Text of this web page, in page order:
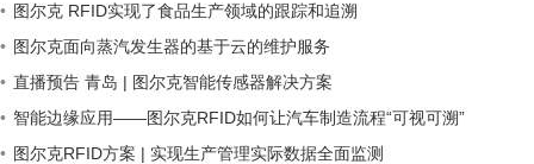
• 图尔克 RFID实现了食品生产领域的跟踪和追溯
• 图尔克面向蒸汽发生器的基于云的维护服务
• 直播预告 青岛 | 图尔克智能传感器解决方案
• 智能边缘应用——图尔克RFID如何让汽车制造流程“可视可溯”
• 图尔克RFID方案 | 实现生产管理实际数据全面监测